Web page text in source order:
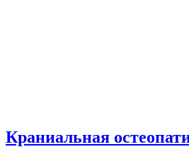
Краниальная